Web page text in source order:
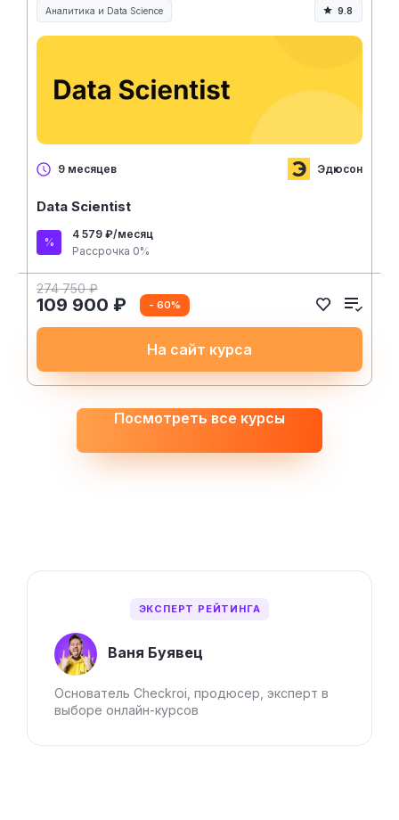
ЭКСПЕРТ РЕЙТИНГА
Ваня Буявец
Основатель Checkroi, продюсер, эксперт в
выборе онлайн-курсов
Аналитика и Data Science 9.8
9 месяцев Эдюсон
Data Scientist
4 579 ₽/месяц
Рассрочка 0%
274 750 ₽
109 900 ₽ - 60%
На сайт курса
Посмотреть все курсы